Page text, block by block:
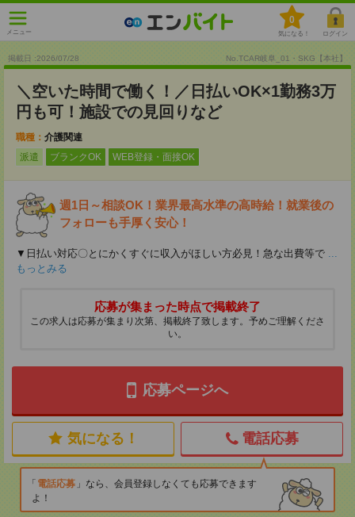
メニュー
0
気になる！ ログイン
掲載日 :2026/07/28 No.TCAR岐阜_01・SKG【本社】
＼空いた時間で働く！／日払いOK×1勤務3万
円も可！施設での見回りなど
職種： 介護関連
派遣
ブランクOK WEB登録・面接OK
週1日～相談OK！業界最高水準の高時給！就業後の
フォローも手厚く安心！
▼日払い対応〇とにかくすぐに収入がほしい方必見！急な出費等で ...
もっとみる
応募が集まった時点で掲載終了
この求人は応募が集まり次第、掲載終了致します。予めご理解くださ
い。
応募ページへ
気になる！ 電話応募
電話応募
なら、会員登録しなくても応募できます
よ！